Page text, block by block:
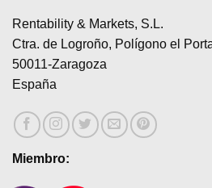
opciones
se
pueden
elegir
la
página
producto
se
Rentability & Markets, S.L.
Ctra. de Logroño, Polígono el
50011-Zaragoza
España
Miembro: